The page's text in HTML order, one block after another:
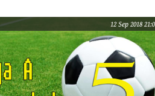
fiind programate astăzi. S-au
şi s-au înregistrat două victorii
remize şi două succese ale
12 Sep 2018